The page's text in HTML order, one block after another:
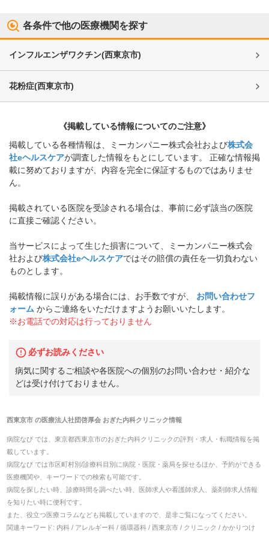
各条件で他の医療機関を探す
インフルエンザワクチン(西東京市)
花粉症(西東京市)
《掲載している情報についてのご注意》
掲載している各種情報は、ミーカンパニー株式会社および株式会
社eヘルスケアが調査した情報をもとにしています。 正確な情報掲
載に努めておりますが、内容を完全に保証するものではありませ
ん。
掲載されている医院を受診される場合は、事前に必ず該当の医院
に直接ご確認ください。
当サービスによって生じた損害について、ミーカンパニー株式会
社および株式会社eヘルスケアではその賠償の責任を一切負わない
ものとします。
掲載情報に誤りがある場合には、お手数ですが、
お問い合わせフ
ォーム からご連絡をいただけますようお願いいたします。
※お電話での対応は行っておりません
必ずお読みください
病気に関するご相談や各医院への個別のお問い合わせ・紹介な
どは受け付けておりません。
西東京市の医療法人社団啓厚会 おぎた内科クリニック情報
病院なび では、 東京都西東京市のおぎた内科クリニックの評判・求人・転職情報を掲
載しています。
病院なび では市区町村別/診療科目別に病院・医院・薬局を探せるほか、予約ができる
医療機関や、キーワードでの検索も可能です。
病院を探したい時、診療時間を調べたい時、医師求人や看護師求人、薬剤師求人情報
を知りたい時に便利です。
また、役立つ医療コラムなども掲載していますので、是非ご覧になってください。
関連キーワード: 内科 / アレルギー科 / 循環器科 / 西東京市 / クリニック / かかりつけ